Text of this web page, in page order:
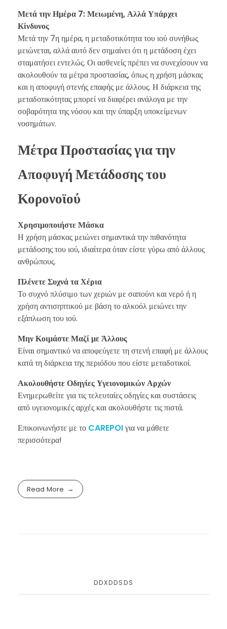
Μετά την Ημέρα 7: Μειωμένη, Αλλά Υπάρχει
Κίνδυνος
Μετά την 7η ημέρα, η μεταδοτικότητα του ιού συνήθως
μειώνεται, αλλά αυτό δεν σημαίνει ότι η μετάδοση έχει
σταματήσει εντελώς. Οι ασθενείς πρέπει να συνεχίσουν να
ακολουθούν τα μέτρα προστασίας, όπως η χρήση μάσκας
και η αποφυγή στενής επαφής με άλλους. Η διάρκεια της
μεταδοτικότητας μπορεί να διαφέρει ανάλογα με την
σοβαρότητα της νόσου και την ύπαρξη υποκείμενων
νοσημάτων.
Μέτρα Προστασίας για την
Αποφυγή Μετάδοσης του
Κορονοϊού
Χρησιμοποιήστε Μάσκα
Η χρήση μάσκας μειώνει σημαντικά την πιθανότητα
μετάδοσης του ιού, ιδιαίτερα όταν είστε γύρω από άλλους
ανθρώπους.
Πλένετε Συχνά τα Χέρια
Το συχνό πλύσιμο των χεριών με σαπούνι και νερό ή η
χρήση αντισηπτικού με βάση το αλκοόλ μειώνει την
εξάπλωση του ιού.
Μην Κοιμάστε Μαζί με Άλλους
Είναι σημαντικό να αποφεύγετε τη στενή επαφή με άλλους
κατά τη διάρκεια της περιόδου που είστε μεταδοτικοί.
Ακολουθήστε Οδηγίες Υγειονομικών Αρχών
Ενημερωθείτε για τις τελευταίες οδηγίες και συστάσεις
από υγειονομικές αρχές και ακολουθήστε τις πιστά.
Επικοινωνήστε με το CAREPOIγια να μάθετε
περισσότερα!
Read More
DDXDDSDS